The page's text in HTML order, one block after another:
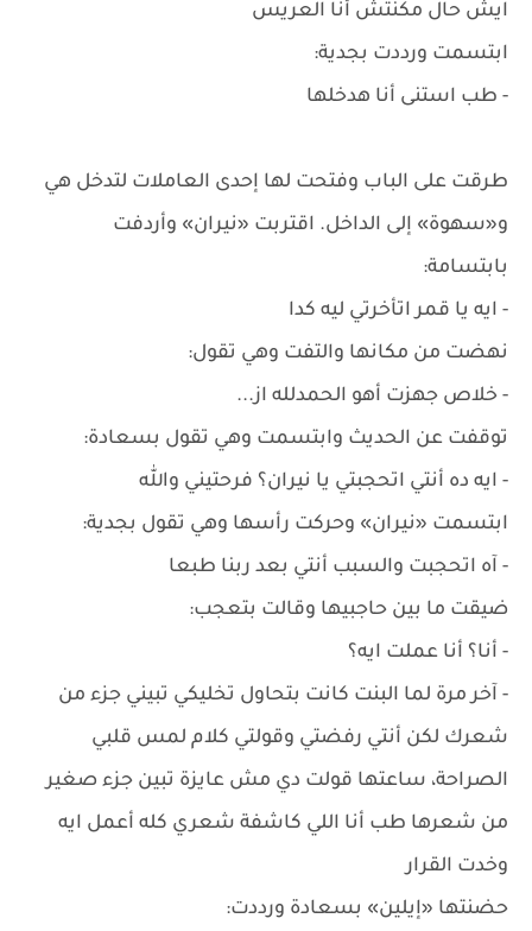
ايش حال مكنتش أنا العريس
ابتسمت ورددت بجدية:
- طب استنى أنا هدخلها
طرقت على الباب وفتحت لها إحدى العاملات لتدخل هي
و«سهوة» إلى الداخل. اقتربت «نيران» وأردفت
بابتسامة:
- ايه يا قمر اتأخرتي ليه كدا
نهضت من مكانها والتفت وهي تقول:
- خلاص جهزت أهو الحمدلله از...
توقفت عن الحديث وابتسمت وهي تقول بسعادة:
- ايه ده أنتي اتحجبتي يا نيران؟ فرحتيني والله
ابتسمت «نيران» وحركت رأسها وهي تقول بجدية:
- آه اتحجبت والسبب أنتي بعد ربنا طبعا
ضيقت ما بين حاجبيها وقالت بتعجب:
- أنا؟ أنا عملت ايه؟
- آخر مرة لما البنت كانت بتحاول تخليكي تبيني جزء من
شعرك لكن أنتي رفضتي وقولتي كلام لمس قلبي
الصراحة، ساعتها قولت دي مش عايزة تبين جزء صغير
من شعرها طب أنا اللي كاشفة شعري كله أعمل ايه
وخدت القرار
حضنتها «إيلين» بسعادة ورددت: